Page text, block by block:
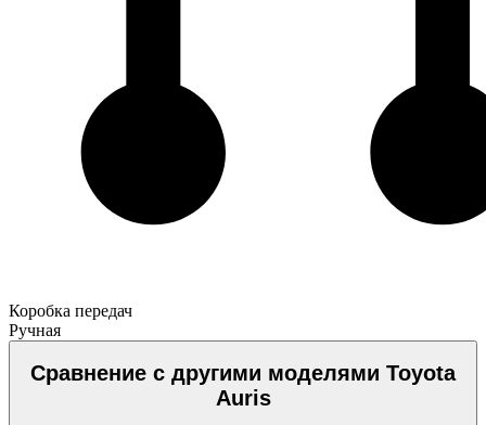
Коробка передач
Ручная
Сравнение с другими моделями Toyota
Auris